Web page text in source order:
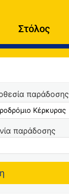
Στόλος
παράδοσης
παράδοσης